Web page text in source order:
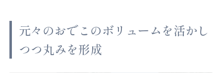
元々のおでこのボリュームを活かし
つつ丸みを形成